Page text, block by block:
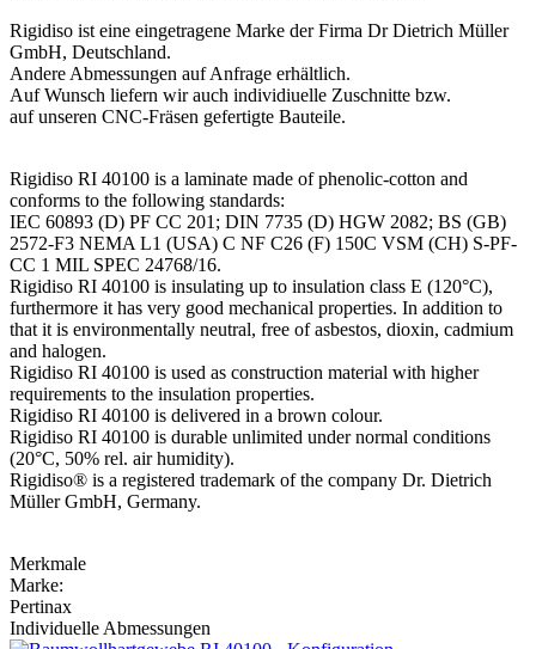
Rigidiso ist eine eingetragene Marke der Firma Dr Dietrich Müller
GmbH, Deutschland.
Andere Abmessungen auf Anfrage erhältlich.
Auf Wunsch liefern wir auch individiuelle Zuschnitte bzw.
auf unseren CNC-Fräsen gefertigte Bauteile.
Rigidiso RI 40100 is a laminate made of phenolic-cotton and
conforms to the following standards:
IEC 60893 (D) PF CC 201; DIN 7735 (D) HGW 2082; BS (GB)
2572-F3 NEMA L1 (USA) C NF C26 (F) 150C VSM (CH) S-PF-
CC 1 MIL SPEC 24768/16.
Rigidiso RI 40100 is insulating up to insulation class E (120°C),
furthermore it has very good mechanical properties. In addition to
that it is environmentally neutral, free of asbestos, dioxin, cadmium
and halogen.
Rigidiso RI 40100 is used as construction material with higher
requirements to the insulation properties.
Rigidiso RI 40100 is delivered in a brown colour.
Rigidiso RI 40100 is durable unlimited under normal conditions
(20°C, 50% rel. air humidity).
Rigidiso® is a registered trademark of the company Dr. Dietrich
Müller GmbH, Germany.
Merkmale
Marke:
Pertinax
Individuelle Abmessungen